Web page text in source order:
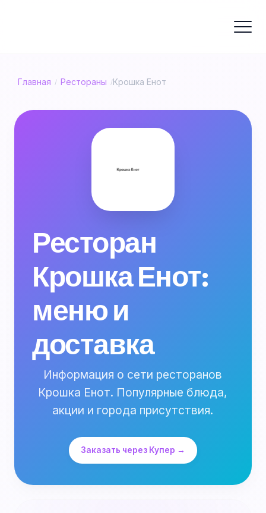
Главная / Рестораны /Крошка Енот
Ресторан
Крошка Енот:
меню и
доставка
Информация о сети ресторанов
Крошка Енот. Популярные блюда,
акции и города присутствия.
Заказать через Купер →